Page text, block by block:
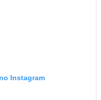
Instagram